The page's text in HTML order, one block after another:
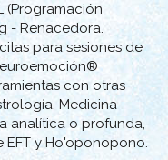
en el Centro
(Psicología analítica
de Sueños
Griega
(Programación
- Renacedora.
para sesiones de
con otras
Medicina
analítica o profunda,
EFT y Ho'oponopono.